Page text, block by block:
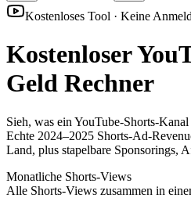
Kostenloses Tool · Keine
Kostenloser
Geld Rechner
Sieh, was ein YouTube-Shorts-
Echte 2024–2025 Shorts-Ad-
Land, plus stapelbare Sponsorings,
Monatliche Shorts-Views
Alle Shorts-Views zusammen in